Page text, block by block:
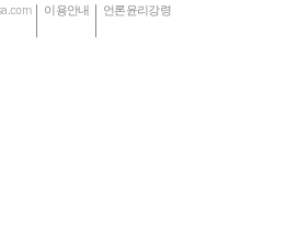
이용안내 언론윤리강령